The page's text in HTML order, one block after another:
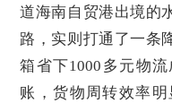
道海南自贸港出境的
路，实则打通了一条
箱省下1000多元物
账，货物周转效率